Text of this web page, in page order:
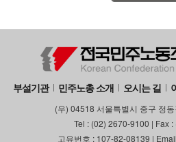
부설기관 민주노총 소개 오시는 길
(우) 04518 서울특별시 중구 정
Tel : (02) 2670-9100 | Fax
고유번호 : 107-82-08139 |